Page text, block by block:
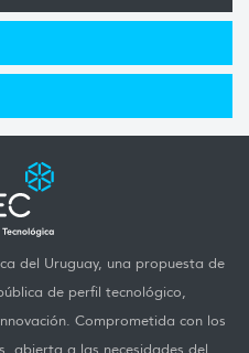
del Uruguay, una propuesta de
de perfil tecnológico,
Comprometida con los